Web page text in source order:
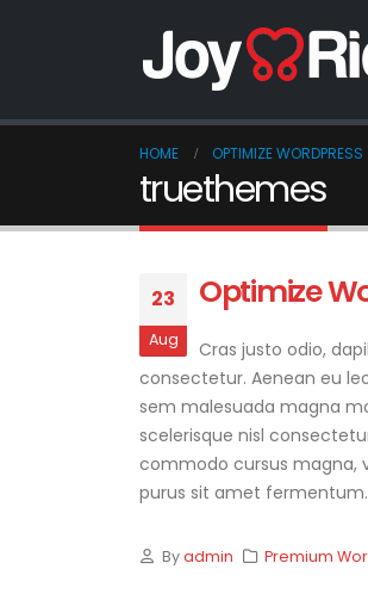
HOME OPTIMIZE WORDPRESS
truethemes
23
Aug
Optimize
Cras justo odio,
consectetur. Aenean eu
sem malesuada magna
scelerisque nisl
commodo cursus magna,
purus sit amet
Byadmin Premium